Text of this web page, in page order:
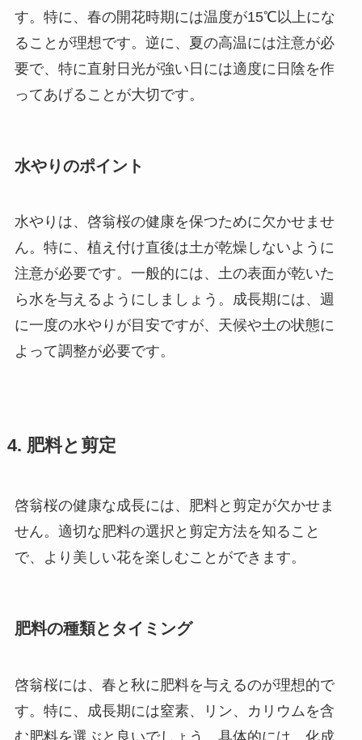
す。特に、春の開花時期には温度が15℃以上にな
ることが理想です。逆に、夏の高温には注意が必
要で、特に直射日光が強い日には適度に日陰を作
ってあげることが大切です。
水やりのポイント
水やりは、啓翁桜の健康を保つために欠かせませ
ん。特に、植え付け直後は土が乾燥しないように
注意が必要です。一般的には、土の表面が乾いた
ら水を与えるようにしましょう。成長期には、週
に一度の水やりが目安ですが、天候や土の状態に
よって調整が必要です。
4. 肥料と剪定
啓翁桜の健康な成長には、肥料と剪定が欠かせま
せん。適切な肥料の選択と剪定方法を知ること
で、より美しい花を楽しむことができます。
肥料の種類とタイミング
啓翁桜には、春と秋に肥料を与えるのが理想的で
す。特に、成長期には窒素、リン、カリウムを含
む肥料を選ぶと良いでしょう。具体的には、化成